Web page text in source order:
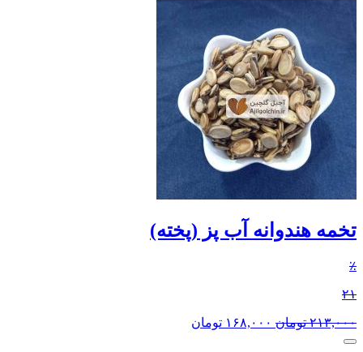
تخمه هندوانه آب پز (پخته)
٪
۲۱
۲۱۳,۰۰۰ تومان ۱۶۸,۰۰۰ تومان